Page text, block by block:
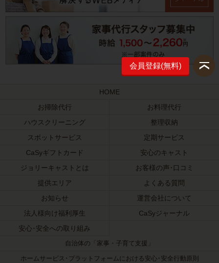
会員登録(無料)
HOME
お掃除代行
お料理代行
ハウスクリーニング
整理収納
スポットサービス
定期サービス
CaSyギフトカード
安心のキャスト
ジョリーキャストとは
お客様の声･口コミ
提供エリア
よくある質問
お知らせ
運営会社について
法人様向け福利厚生
CaSyジャーナル
安心･安全への取り組み
自治体の「家事・子育て支援」
ホームサービス･プラットフォームにおける安心･安全行動原則